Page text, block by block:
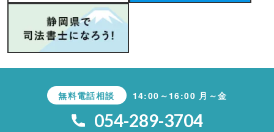
無料電話相談 14:00～16:00 月～金
054-289-3704